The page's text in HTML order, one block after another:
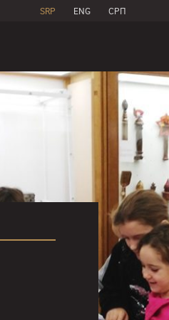
SRP ENG CPП